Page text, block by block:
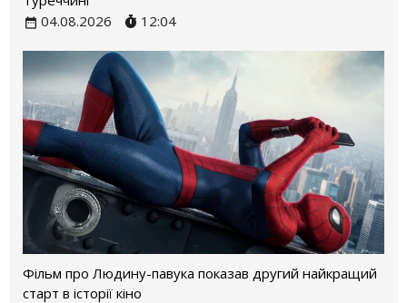
04.08.2026
12:04
Фільм про Людину-павука показав другий найкращий
старт в історії кіно